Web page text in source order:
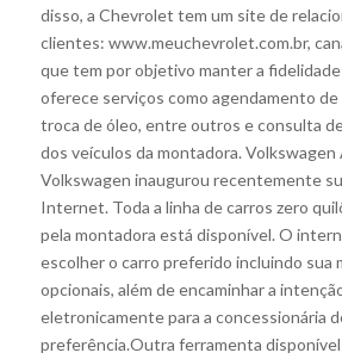
disso, a Chevrolet tem um site de
clientes: www.meuchevrolet.com.br,
que tem por objetivo manter a
oferece serviços como agendamento de
troca de óleo, entre outros e consulta
dos veículos da montadora. Volkswagen
Volkswagen inaugurou recentemente
Internet. Toda a linha de carros zero
pela montadora está disponível. O
escolher o carro preferido incluindo sua
opcionais, além de encaminhar a
eletronicamente para a concessionária
preferência.Outra ferramenta